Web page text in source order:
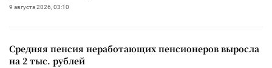
9 августа 2026, 03:10
Средняя пенсия неработающих пенсионеров выросла
на 2 тыс. рублей